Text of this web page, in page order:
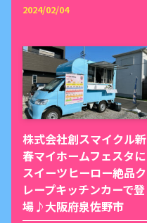
2024/02/04
株式会社創スマイクル新
春マイホームフェスタに
スイーツヒーロー絶品ク
レープキッチンカーで登
場♪大阪府泉佐野市